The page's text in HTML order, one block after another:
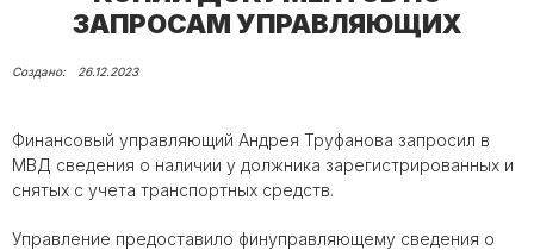
ЗАПРОСАМ УПРАВЛЯЮЩИХ
26.12.2023
Финансовый управляющий Андрея Труфанова запросил в
МВД сведения о наличии у должника зарегистрированных и
снятых с учета транспортных средств.
Управление предоставило финуправляющему сведения о